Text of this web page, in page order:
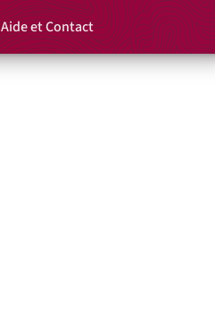
Rechercher un
Panier
Aide et Contact